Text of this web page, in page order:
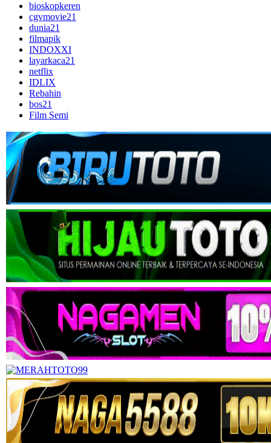
bioskopkeren
cgvmovie21
dunia21
filmapik
INDOXXI
layarkaca21
netflix
IDLIX
Rebahin
bos21
Film Semi